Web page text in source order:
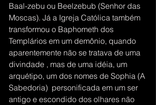
Baal-zebu ou Beelzebub (Senhor das
Moscas). Já a Igreja Católica também
transformou o Baphometh dos
Templários em um demônio, quando
aparentemente não se tratava de uma
divindade , mas de uma idéia, um
arquétipo, um dos nomes de Sophia (A
Sabedoria)  personificada em um ser
antigo e escondido dos olhares não